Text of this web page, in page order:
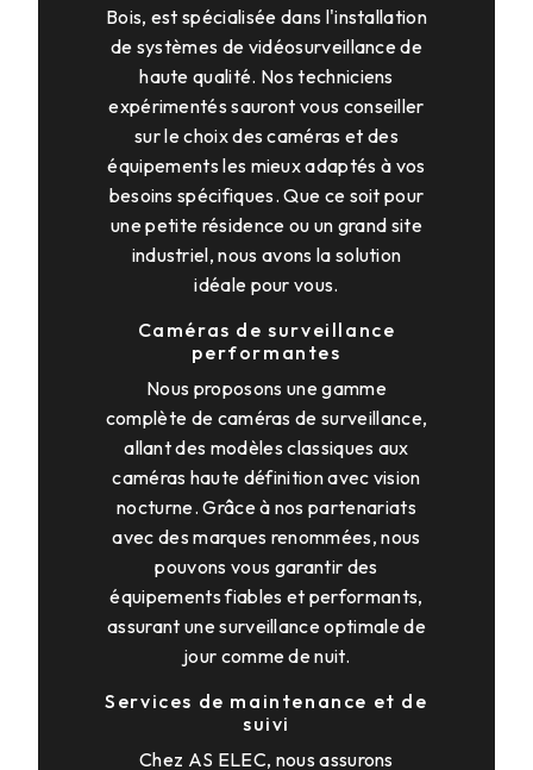
Bois, est spécialisée dans l'installation
de systèmes de vidéosurveillance de
haute qualité. Nos techniciens
expérimentés sauront vous conseiller
sur le choix des caméras et des
équipements les mieux adaptés à vos
besoins spécifiques. Que ce soit pour
une petite résidence ou un grand site
industriel, nous avons la solution
idéale pour vous.
Caméras de surveillance
performantes
Nous proposons une gamme
complète de caméras de surveillance,
allant des modèles classiques aux
caméras haute définition avec vision
nocturne. Grâce à nos partenariats
avec des marques renommées, nous
pouvons vous garantir des
équipements fiables et performants,
assurant une surveillance optimale de
jour comme de nuit.
Services de maintenance et de
suivi
Chez AS ELEC, nous assurons